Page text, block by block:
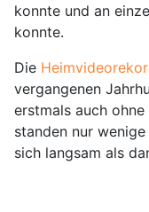
konnte und an
konnte.
Die
vergangenen
erstmals auch
standen nur
sich langsam als